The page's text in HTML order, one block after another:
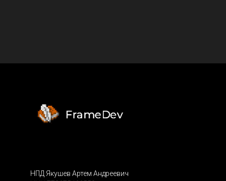
НПД Якушев Артем Андреевич